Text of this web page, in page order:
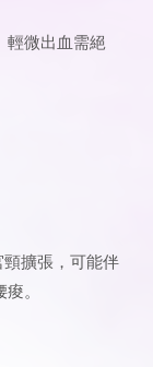
輕微出血需絕
擴張，可能伴
。